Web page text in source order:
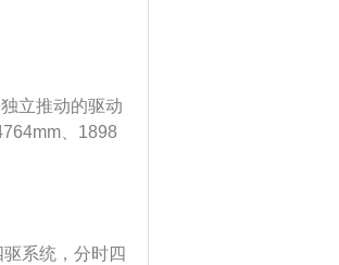
全部独立运
部为国五排放
立推动的驱动
、1898
升发动机的
系统，分时四